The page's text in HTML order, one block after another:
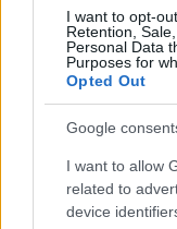
I want to opt-
Retention,
Personal Data
Purposes for
Opted Out
Google
I want to allow
related to
device
La Universidad de
CRÓNICA